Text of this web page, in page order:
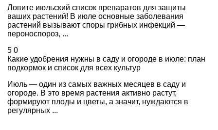
Ловите июльский список препаратов для защиты
ваших растений! В июле основные заболевания
растений вызывают споры грибных инфекций —
пероноспороз, ...
5 0
Какие удобрения нужны в саду и огороде в июле: план
подкормок и список для всех культур
Июль — один из самых важных месяцев в саду и
огороде. В это время растения активно растут,
формируют плоды и цветы, а значит, нуждаются в
регулярных ...